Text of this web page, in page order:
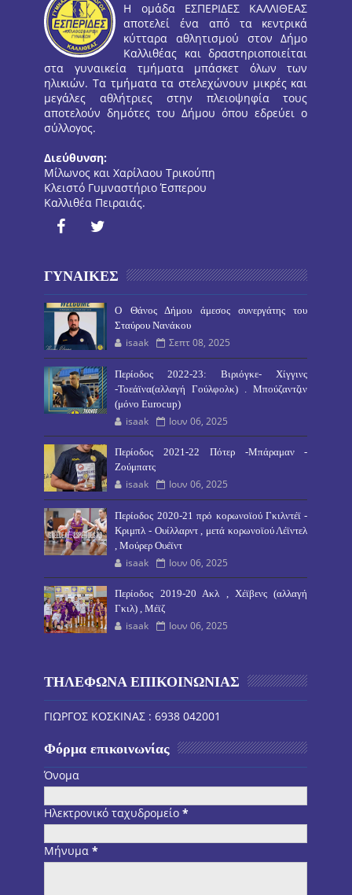
Η ομάδα ΕΣΠΕΡΙΔΕΣ ΚΑΛΛΙΘΕΑΣ
αποτελεί ένα από τα κεντρικά
κύτταρα αθλητισμού στον Δήμο
Καλλιθέας και δραστηριοποιείται
στα γυναικεία τμήματα μπάσκετ όλων των
ηλικιών. Τα τμήματα τα στελεχώνουν μικρές και
μεγάλες αθλήτριες στην πλειοψηφία τους
αποτελούν δημότες του Δήμου όπου εδρεύει ο
σύλλογος.
Διεύθυνση:
Μίλωνος και Χαρίλαου Τρικούπη
Κλειστό Γυμναστήριο Έσπερου
Καλλιθέα Πειραιάς.
ΓΥΝΑΙΚΕΣ
O Θάνος Δήμου άμεσος συνεργάτης του
Σταύρου Νανάκου
isaak Σεπτ 08, 2025
Περίοδος 2022-23: Βιριόγκε- Χίγγινς
-Τοεάϊνα(αλλαγή Γούλφολκ) . Μπούζαντζιν
(μόνο Eurocup)
isaak Ιουν 06, 2025
Περίοδος 2021-22 Πότερ -Μπάραμαν -
Ζούμπατς
isaak Ιουν 06, 2025
Περίοδος 2020-21 πρό κορωνοϊού Γκιλντέϊ -
Κριμπλ - Ουίλλαρντ , μετά κορωνοϊού Λέϊντελ
, Μούρερ Ουέϊντ
isaak Ιουν 06, 2025
Περίοδος 2019-20 Ακλ , Χέϊβενς (αλλαγή
Γκιλ) , Μέϊζ
isaak Ιουν 06, 2025
ΤΗΛΕΦΩΝΑ ΕΠΙΚΟΙΝΩΝΙΑΣ
ΓΙΩΡΓΟΣ ΚΟΣΚΙΝΑΣ : 6938 042001
Φόρμα επικοινωνίας
Όνομα
Ηλεκτρονικό ταχυδρομείο*
Μήνυμα*